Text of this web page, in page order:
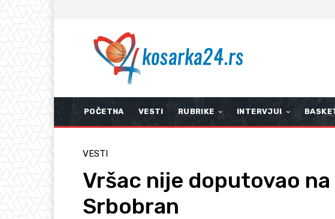
POČETNA VESTI RUBRIKE INTERVJUI
VESTI
Vršac nije doputovao
Srbobran